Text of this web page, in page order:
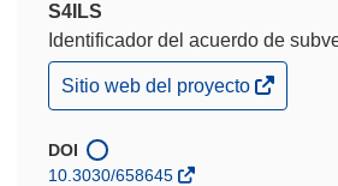
S4ILS
Identificador del acuerdo de
(se
abrirá
una
nueva
Sitio web del proyecto
DOI
10.3030/658645